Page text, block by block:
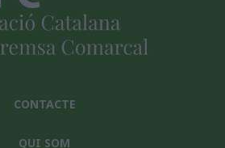
CONTACTE
QUI SOM